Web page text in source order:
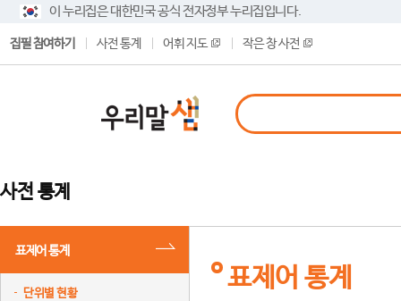
이 누리집은 대한민국 공식 전자정부 누리집입니다.
집필 참여하기 사전 통계 어휘 지도 작은 창 사전
사전 통계
표제어 통계
단위별 현황
표제어 통계